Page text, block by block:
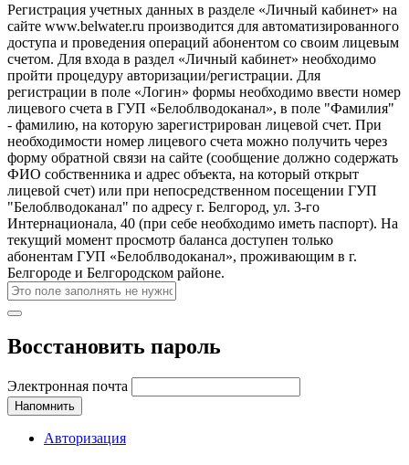
Регистрация учетных данных в разделе «Личный кабинет» на
сайте www.belwater.ru производится для автоматизированного
доступа и проведения операций абонентом со своим лицевым
счетом. Для входа в раздел «Личный кабинет» необходимо
пройти процедуру авторизации/регистрации. Для
регистрации в поле «Логин» формы необходимо ввести номер
лицевого счета в ГУП «Белоблводоканал», в поле "Фамилия"
- фамилию, на которую зарегистрирован лицевой счет. При
необходимости номер лицевого счета можно получить через
форму обратной связи на сайте (сообщение должно содержать
ФИО собственника и адрес объекта, на который открыт
лицевой счет) или при непосредственном посещении ГУП
"Белоблводоканал" по адресу г. Белгород, ул. 3-го
Интернационала, 40 (при себе необходимо иметь паспорт). На
текущий момент просмотр баланса доступен только
абонентам ГУП «Белоблводоканал», проживающим в г.
Белгороде и Белгородском районе.
Восстановить пароль
Электронная почта
Напомнить
Авторизация